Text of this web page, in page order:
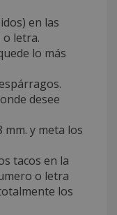
en las
o letra.
lo más
desee
mm. y meta los
tacos en la
o letra
los